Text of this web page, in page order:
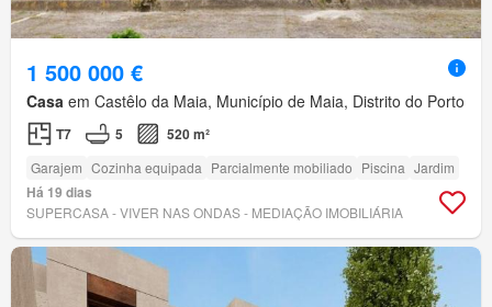
1 500 000 €
Casa em Castêlo da Maia, Município de Maia, Distrito do Porto
T7 5 520 m²
Garajem Cozinha equipada Parcialmente mobiliado Piscina Jardim
Há 19 dias
SUPERCASA - VIVER NAS ONDAS - MEDIAÇÃO IMOBILIÁRIA